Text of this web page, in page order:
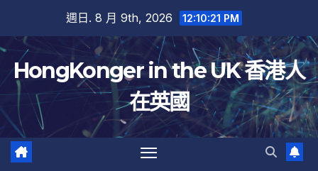
內
容
週日. 8 月 9th, 2026 12:10:21 PM
HongKonger in the UK 香港人
在英國